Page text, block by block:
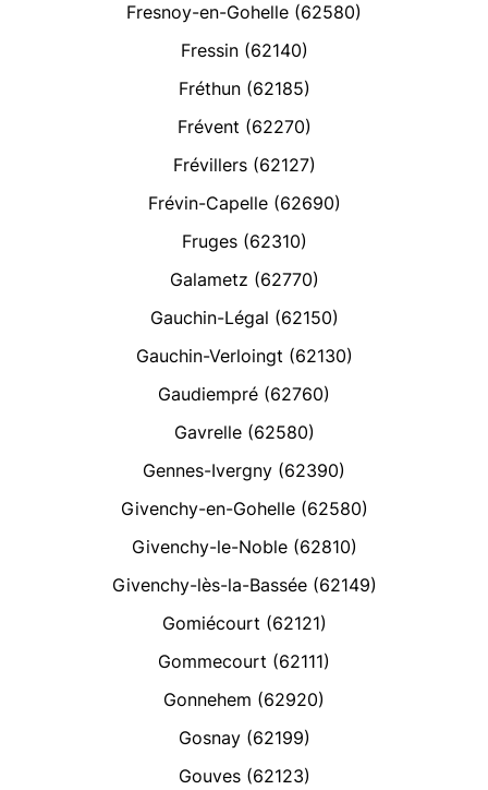
Fresnoy-en-Gohelle (62580)
Fressin (62140)
Fréthun (62185)
Frévent (62270)
Frévillers (62127)
Frévin-Capelle (62690)
Fruges (62310)
Galametz (62770)
Gauchin-Légal (62150)
Gauchin-Verloingt (62130)
Gaudiempré (62760)
Gavrelle (62580)
Gennes-Ivergny (62390)
Givenchy-en-Gohelle (62580)
Givenchy-le-Noble (62810)
Givenchy-lès-la-Bassée (62149)
Gomiécourt (62121)
Gommecourt (62111)
Gonnehem (62920)
Gosnay (62199)
Gouves (62123)